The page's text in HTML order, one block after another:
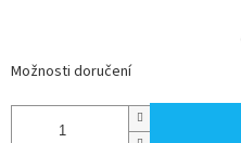
Možnosti doručení